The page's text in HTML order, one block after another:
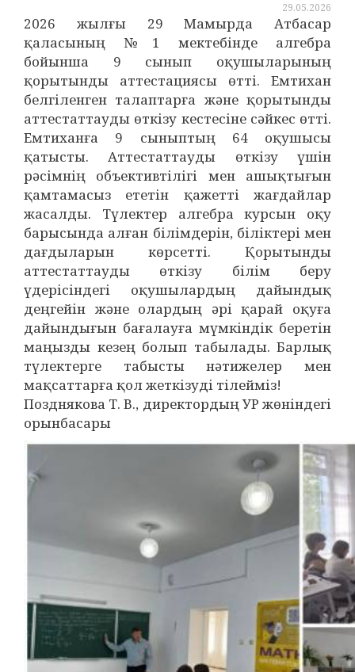
29.05.2026
2026 жылғы 29 Мамырда Атбасар
қаласының №1 мектебінде алгебра
бойынша 9 сынып оқушыларының
қорытынды аттестациясы өтті. Емтихан
белгіленген талаптарға және қорытынды
аттестаттауды өткізу кестесіне сәйкес өтті.
Емтиханға 9 сыныптың 64 оқушысы
қатысты. Аттестаттауды өткізу үшін
рәсімнің объективтілігі мен ашықтығын
қамтамасыз ететін қажетті жағдайлар
жасалды. Түлектер алгебра курсын оқу
барысында алған білімдерін, біліктері мен
дағдыларын көрсетті. Қорытынды
аттестаттауды өткізу білім беру
үдерісіндегі оқушылардың дайындық
деңгейін және олардың әрі қарай оқуға
дайындығын бағалауға мүмкіндік беретін
маңызды кезең болып табылады. Барлық
түлектерге табысты нәтижелер мен
мақсаттарға қол жеткізуді тілейміз!
Позднякова Т. В., директордың УР жөніндегі
орынбасары